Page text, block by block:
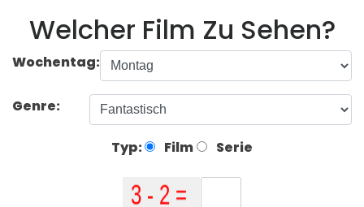
Welcher Film Zu Sehen?
Wochentag:
Genre:
Typ: Film Serie